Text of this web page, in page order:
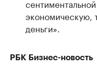
экономическую,
деньги».
РБК Бизнес-новость